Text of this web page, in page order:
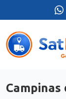
Campinas